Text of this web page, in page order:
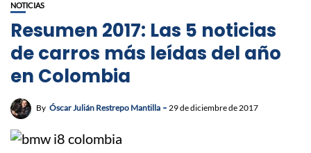
NOTICIAS
Resumen 2017: Las 5 noticias
de carros más leídas del año
en Colombia
By Óscar Julián Restrepo Mantilla 29 de diciembre de 2017